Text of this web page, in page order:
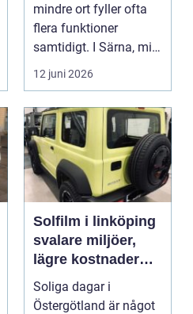
mindre ort fyller ofta
flera funktioner
samtidigt. I Särna, mitt
i norra Dalarna,...
12 juni 2026
Solfilm i linköping
svalare miljöer,
lägre kostnader
och bättre komfort
Soliga dagar i
Östergötland är något